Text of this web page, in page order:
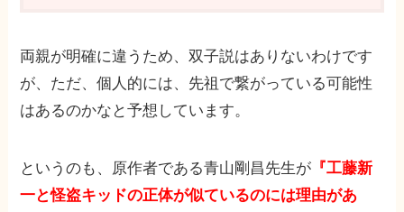
両親が明確に違うため、双子説はありないわけです
が、ただ、個人的には、先祖で繋がっている可能性
はあるのかなと予想しています。
というのも、原作者である青山剛昌先生が 『工藤新
一と怪盗キッドの正体が似ているのには理由があ